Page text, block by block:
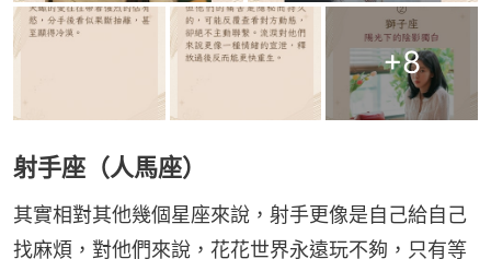
+8
射手座（人馬座）
其實相對其他幾個星座來說，射手更像是自己給自己
找麻煩，對他們來說，花花世界永遠玩不夠，只有等